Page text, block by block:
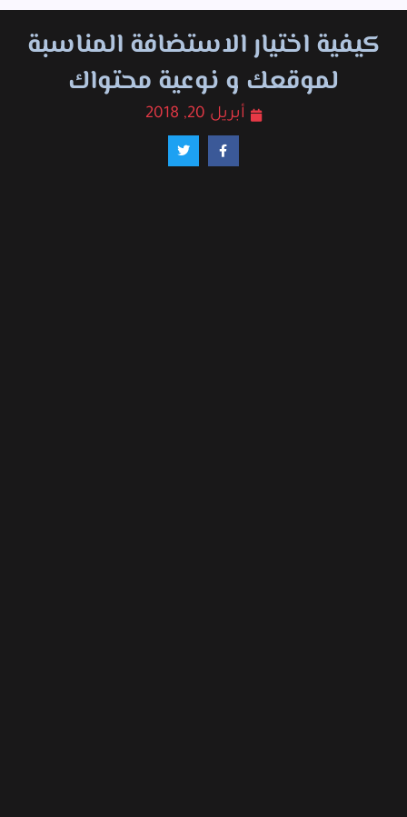
كيفية اختيار الاستضافة المناسبة
لموقعك و نوعية محتواك
أبريل 20, 2018